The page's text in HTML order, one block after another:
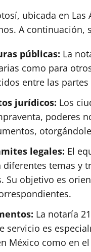
ubicada en
A
públicas: La
como para
entre las
jurídicos: Los
poderes
legales: El
temas y
Su objetivo es
La notaría
servicio es
México como en